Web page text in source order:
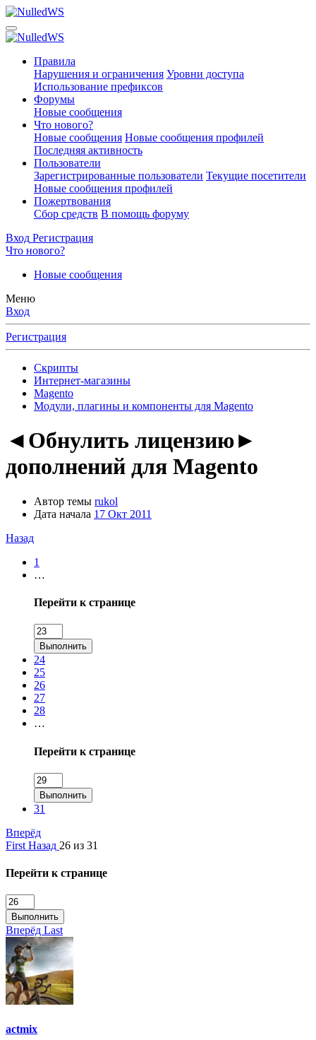
Правила
Нарушения и ограничения Уровни доступа
Использование префиксов
Форумы
Новые сообщения
Что нового?
Новые сообщения Новые сообщения профилей
Последняя активность
Пользователи
Зарегистрированные пользователи Текущие посетители
Новые сообщения профилей
Пожертвования
Сбор средств В помощь форуму
Вход Регистрация
Что нового?
Новые сообщения
Меню
Вход
Регистрация
Скрипты
Интернет-магазины
Magento
Модули, плагины и компоненты для Magento
◄Обнулить лицензию►
дополнений для Magento
Автор темы rukol
Дата начала 17 Окт 2011
Назад
1
…
Перейти к странице
Выполнить
24
25
26
27
28
…
Перейти к странице
Выполнить
31
Вперёд
First Назад 26 из 31
Перейти к странице
Выполнить
Вперёд Last
actmix